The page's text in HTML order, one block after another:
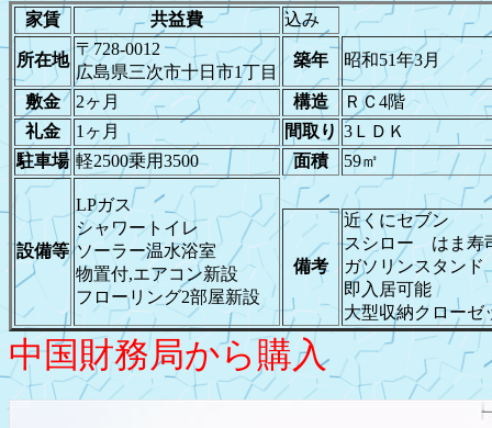
家賃
共益費 込み
所在地
〒728-0012
広島県三次市十日市1丁目
築年 昭和51年3月
敷金 2ヶ月 構造
ＲＣ4階
礼金
1ヶ月 間取り 3ＬＤＫ
駐車場 軽2500乗用3500 面積 59㎡
設備等
LPガス
シャワートイレ
ソーラー温水浴室
物置付,エアコン新設
フローリング2部屋新設
備考
近くにセブン
スシロー はま寿
ガソリンスタンド
即入居可能
大型収納クローゼ
中国財務局から購入